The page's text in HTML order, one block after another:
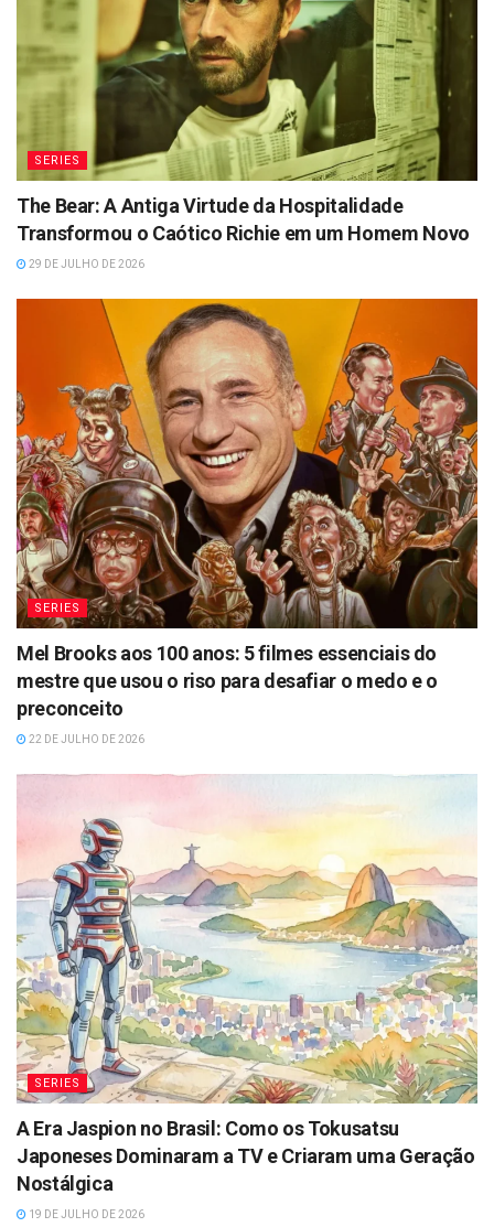
SERIES
The Bear: A Antiga Virtude da Hospitalidade
Transformou o Caótico Richie em um Homem Novo
29 DE JULHO DE 2026
SERIES
Mel Brooks aos 100 anos: 5 filmes essenciais do
mestre que usou o riso para desafiar o medo e o
preconceito
22 DE JULHO DE 2026
SERIES
A Era Jaspion no Brasil: Como os Tokusatsu
Japoneses Dominaram a TV e Criaram uma Geração
Nostálgica
19 DE JULHO DE 2026